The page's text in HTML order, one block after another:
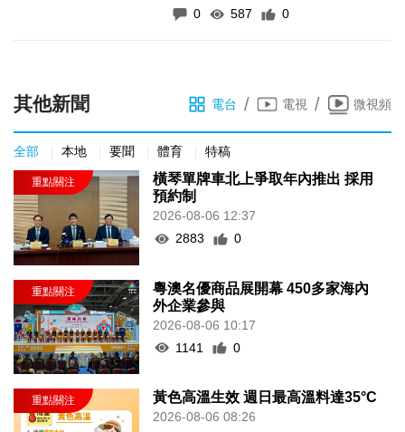
0
587 0
其他新聞 電台 / 電視 / 微視頻
全部 本地 要聞 體育 特稿
橫琴單牌車北上爭取年內推出 採用
預約制
2026-08-06 12:37
2883
0
粵澳名優商品展開幕 450多家海內
外企業參與
2026-08-06 10:17
1141
0
黃色高溫生效 週日最高溫料達35°C
2026-08-06 08:26